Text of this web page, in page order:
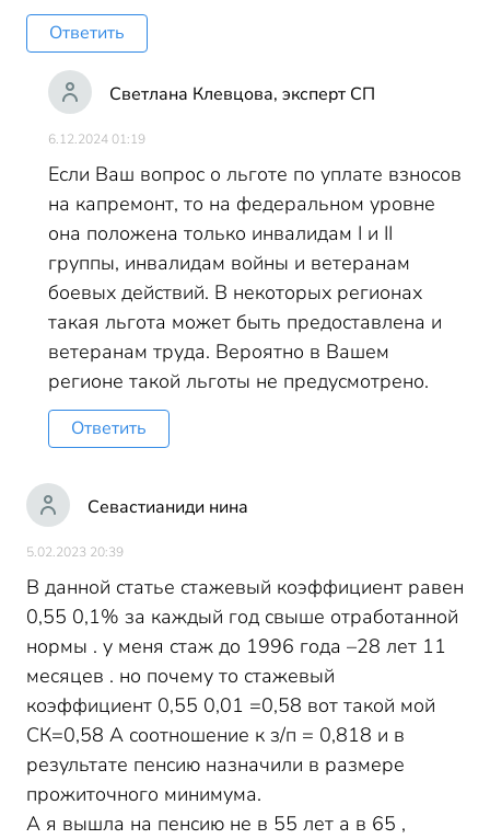
Ответить
Светлана Клевцова, эксперт СП
6.12.2024 01:19
Если Ваш вопрос о льготе по уплате взносов
на капремонт, то на федеральном уровне
она положена только инвалидам I и II
группы, инвалидам войны и ветеранам
боевых действий. В некоторых регионах
такая льгота может быть предоставлена и
ветеранам труда. Вероятно в Вашем
регионе такой льготы не предусмотрено.
Ответить
Севастианиди нина
5.02.2023 20:39
В данной статье стажевый коэффициент равен
0,55 0,1% за каждый год свыше отработанной
нормы . у меня стаж до 1996 года –28 лет 11
месяцев . но почему то стажевый
коэффициент 0,55 0,01 =0,58 вот такой мой
СК=0,58 А соотношение к з/п = 0,818 и в
результате пенсию назначили в размере
прожиточного минимума.
А я вышла на пенсию не в 55 лет а в 65 ,